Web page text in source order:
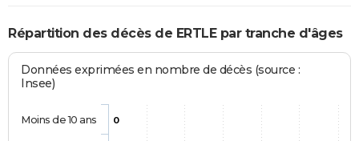
Répartition des décès de ERTLE par tranche d'âges
Données exprimées en nombre de décès (source :
Insee)
0
Moins de 10 ans